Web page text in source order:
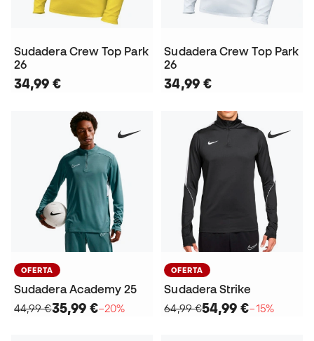
Sudadera Crew Top Park
26
34,99 €
Sudadera Crew Top Park
26
34,99 €
OFERTA
Sudadera Academy 25
44,99 €35,99 €−20%
OFERTA
Sudadera Strike
64,99 €54,99 €−15%